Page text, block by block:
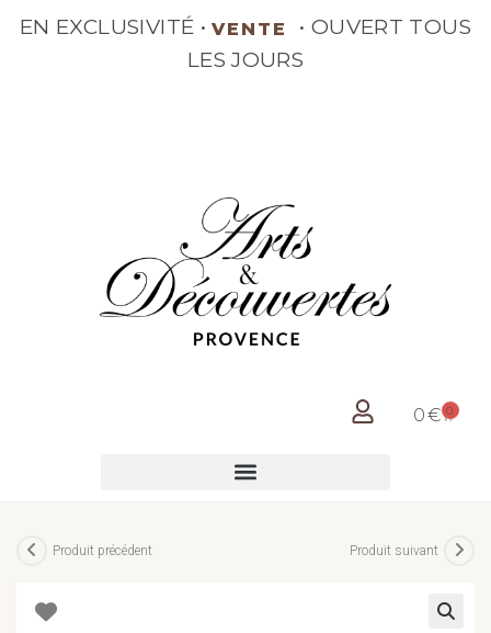
EN EXCLUSIVITÉ •VENTE
•
OUVERT TOUS LES JOURS
0€ 0
Produit précédent Produit suivant